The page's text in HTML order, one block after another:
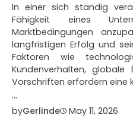
In einer sich ständig
Fähigkeit eines
Marktbedingungen
langfristigen Erfolg und
Faktoren wie
Kundenverhalten, globale
Vorschriften erfordern eine
…
byGerlinde May 11, 2026